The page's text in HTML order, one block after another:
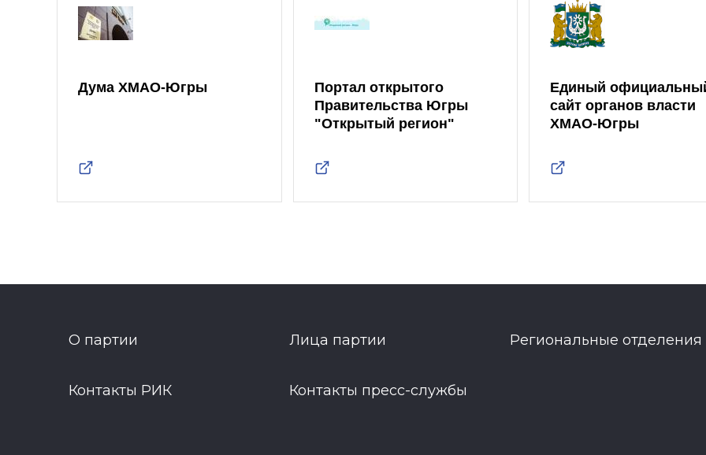
Дума ХМАО-Югры
Портал открытого
Правительства Югры
"Открытый регион"
Единый
сайт органов власти
ХМАО-Югры
О партии Лица партии Региональные отделения
Контакты РИК Контакты пресс-службы